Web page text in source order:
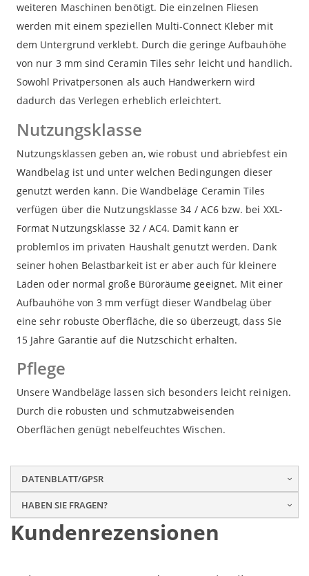
weiteren Maschinen benötigt. Die einzelnen Fliesen
werden mit einem speziellen Multi-Connect Kleber mit
dem Untergrund verklebt. Durch die geringe Aufbauhöhe
von nur 3 mm sind Ceramin Tiles sehr leicht und handlich.
Sowohl Privatpersonen als auch Handwerkern wird
dadurch das Verlegen erheblich erleichtert.
Nutzungsklasse
Nutzungsklassen geben an, wie robust und abriebfest ein
Wandbelag ist und unter welchen Bedingungen dieser
genutzt werden kann. Die Wandbeläge Ceramin Tiles
verfügen über die Nutzungsklasse 34 / AC6 bzw. bei XXL-
Format Nutzungsklasse 32 / AC4. Damit kann er
problemlos im privaten Haushalt genutzt werden. Dank
seiner hohen Belastbarkeit ist er aber auch für kleinere
Läden oder normal große Büroräume geeignet. Mit einer
Aufbauhöhe von 3 mm verfügt dieser Wandbelag über
eine sehr robuste Oberfläche, die so überzeugt, dass Sie
15 Jahre Garantie auf die Nutzschicht erhalten.
Pflege
Unsere Wandbeläge lassen sich besonders leicht reinigen.
Durch die robusten und schmutzabweisenden
Oberflächen genügt nebelfeuchtes Wischen.
DATENBLATT/GPSR
HABEN SIE FRAGEN?
Kundenrezensionen